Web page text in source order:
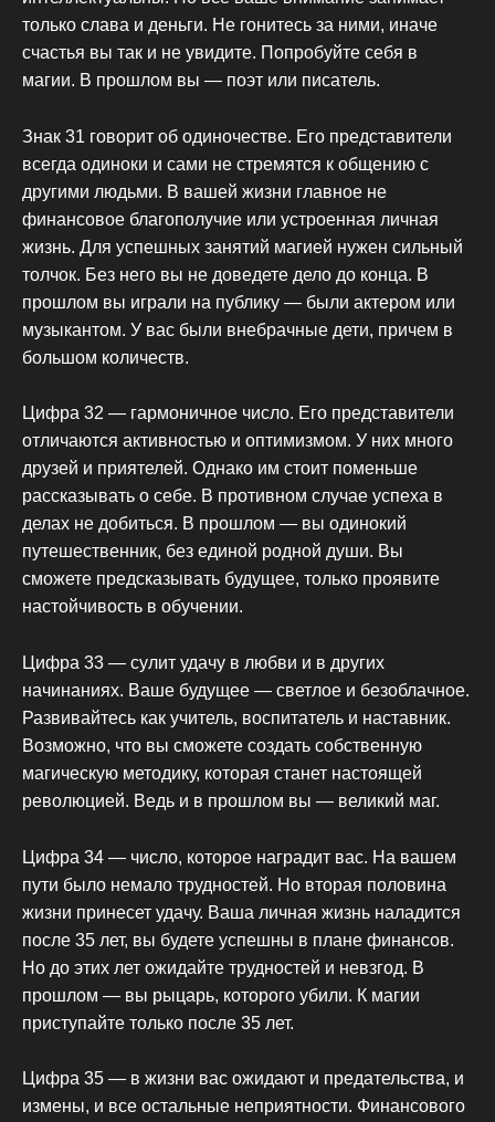
только слава и деньги. Не гонитесь за ними, иначе
счастья вы так и не увидите. Попробуйте себя в
магии. В прошлом вы — поэт или писатель.
Знак 31 говорит об одиночестве. Его представители
всегда одиноки и сами не стремятся к общению с
другими людьми. В вашей жизни главное не
финансовое благополучие или устроенная личная
жизнь. Для успешных занятий магией нужен сильный
толчок. Без него вы не доведете дело до конца. В
прошлом вы играли на публику — были актером или
музыкантом. У вас были внебрачные дети, причем в
большом количеств.
Цифра 32 — гармоничное число. Его представители
отличаются активностью и оптимизмом. У них много
друзей и приятелей. Однако им стоит поменьше
рассказывать о себе. В противном случае успеха в
делах не добиться. В прошлом — вы одинокий
путешественник, без единой родной души. Вы
сможете предсказывать будущее, только проявите
настойчивость в обучении.
Цифра 33 — сулит удачу в любви и в других
начинаниях. Ваше будущее — светлое и безоблачное.
Развивайтесь как учитель, воспитатель и наставник.
Возможно, что вы сможете создать собственную
магическую методику, которая станет настоящей
революцией. Ведь и в прошлом вы — великий маг.
Цифра 34 — число, которое наградит вас. На вашем
пути было немало трудностей. Но вторая половина
жизни принесет удачу. Ваша личная жизнь наладится
после 35 лет, вы будете успешны в плане финансов.
Но до этих лет ожидайте трудностей и невзгод. В
прошлом — вы рыцарь, которого убили. К магии
приступайте только после 35 лет.
Цифра 35 — в жизни вас ожидают и предательства, и
измены, и все остальные неприятности. Финансового